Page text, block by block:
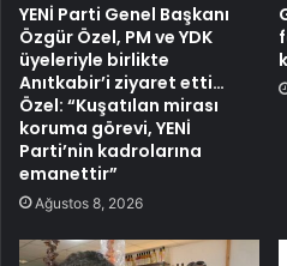
YENİ Parti Genel Başkanı
Özgür Özel, PM ve YDK
üyeleriyle birlikte
Anıtkabir’i ziyaret etti…
Özel: “Kuşatılan mirası
koruma görevi, YENİ
Parti’nin kadrolarına
emanettir”
Ağustos 8, 2026